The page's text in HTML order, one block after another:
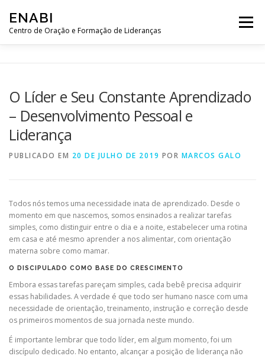
paraENABI
Centro de Oração e Formação de Lideranças
Menu
SALA DE ORAÇÃO WEB SEMINÁRIOS
MENSAGENS CURSOS
O Líder e Seu Constante Aprendizado
– Desenvolvimento Pessoal e
Liderança
PUBLICADO EM 20 DE JULHO DE 2019 POR MARCOS GALO
Todos nós temos uma necessidade inata de aprendizado. Desde o
momento em que nascemos, somos ensinados a realizar tarefas
simples, como distinguir entre o dia e a noite, estabelecer uma rotina
em casa e até mesmo aprender a nos alimentar, com orientação
materna sobre como mamar.
O DISCIPULADO COMO BASE DO CRESCIMENTO
Embora essas tarefas pareçam simples, cada bebê precisa adquirir
essas habilidades. A verdade é que todo ser humano nasce com uma
necessidade de orientação, treinamento, instrução e correção desde
os primeiros momentos de sua jornada neste mundo.
É importante lembrar que todo líder, em algum momento, foi um
discípulo dedicado. No entanto, alcançar a posição de liderança não